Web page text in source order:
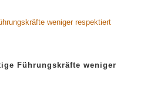
Führungskräfte weniger